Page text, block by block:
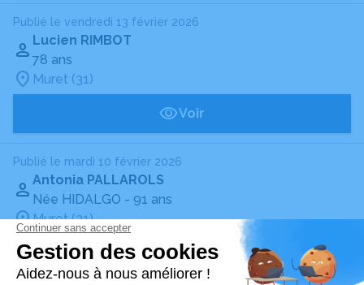
Publié le vendredi 13 février 2026
Lucien RIMBOT
78 ans
Muret (31)
Voir
Publié le mardi 10 février 2026
Antonia PALLAROLS
Née HIDALGO - 91 ans
Muret (31)
Voir